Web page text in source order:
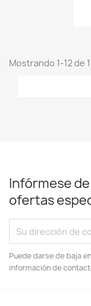
Mostrando 1-12 de
Infórmese
ofertas
Puede darse de baja
información de